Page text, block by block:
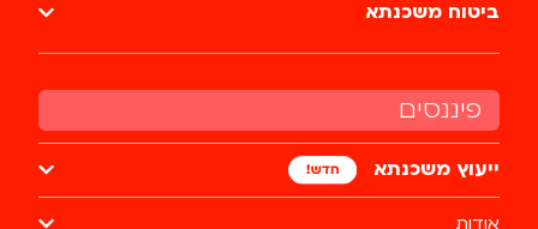
פיננסים
ייעוץ משכנתא
אודות
ביטוח משכנתא